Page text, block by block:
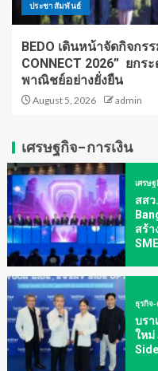
ประชาสัมพันธ์
BEDO เดินหน้าจัดกิจกร
CONNECT 2026” ยก
พาณิชย์อย่างยั่งยืน
August 5, 2026 admin
เศรษฐกิจ-การเงิน
เศรษ
สสว
สร้า
SME
ธุรกิจ
บรา
ใหม่